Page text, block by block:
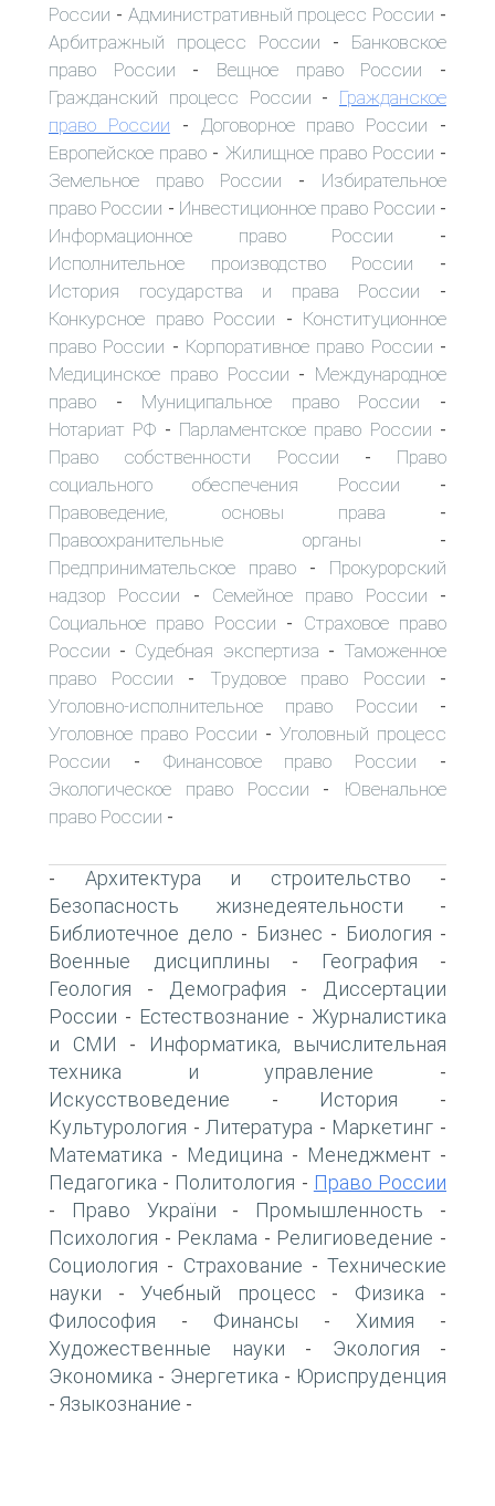
России - Административный процесс России -
Арбитражный процесс России - Банковское
право России - Вещное право России -
Гражданский процесс России - Гражданское
право России - Договорное право России -
Европейское право - Жилищное право России -
Земельное право России - Избирательное
право России - Инвестиционное право России -
Информационное право России -
Исполнительное производство России -
История государства и права России -
Конкурсное право России - Конституционное
право России - Корпоративное право России -
Медицинское право России - Международное
право - Муниципальное право России -
Нотариат РФ - Парламентское право России -
Право собственности России - Право
социального обеспечения России -
Правоведение, основы права -
Правоохранительные органы -
Предпринимательское право - Прокурорский
надзор России - Семейное право России -
Социальное право России - Страховое право
России - Судебная экспертиза - Таможенное
право России - Трудовое право России -
Уголовно-исполнительное право России -
Уголовное право России - Уголовный процесс
России - Финансовое право России -
Экологическое право России -
Ювенальное
право России -
- Архитектура и строительство -
Безопасность жизнедеятельности -
Библиотечное дело - Бизнес - Биология -
Военные дисциплины - География -
Геология - Демография -
Диссертации
России - Естествознание - Журналистика
и СМИ -
Информатика, вычислительная
техника и управление -
Искусствоведение - История -
Культурология - Литература - Маркетинг -
Математика - Медицина - Менеджмент -
Педагогика - Политология - Право России
- Право України - Промышленность -
Психология - Реклама - Религиоведение -
Социология - Страхование - Технические
науки - Учебный процесс - Физика -
Философия - Финансы - Химия -
Художественные науки - Экология -
Экономика - Энергетика - Юриспруденция
- Языкознание -